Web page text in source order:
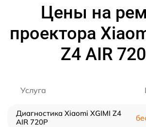
Цены на
проектора
Z4 AIR
Услуга
Диагностика Xiaomi XGIMI Z4
AIR 720P